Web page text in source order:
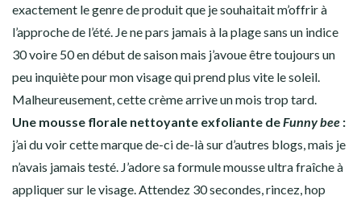
exactement le genre de produit que je souhaitait m’offrir à
l’approche de l’été. Je ne pars jamais à la plage sans un indice
30 voire 50 en début de saison mais j’avoue être toujours un
peu inquiète pour mon visage qui prend plus vite le soleil.
Malheureusement, cette crème arrive un mois trop tard.
Une mousse florale nettoyante exfoliante deFunny bee :
j’ai du voir cette marque de-ci de-là sur d’autres blogs, mais je
n’avais jamais testé. J’adore sa formule mousse ultra fraîche à
appliquer sur le visage. Attendez 30 secondes, rincez, hop